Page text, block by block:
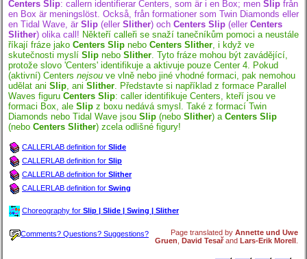
Centers Slip: callern identifierar Centers, som är i en Box; men Slip från
en Box är meningslöst. Också, från formationer som Twin Diamonds eller
en Tidal Wave, är Slip (eller Slither) och Centers Slip (eller Centers
Slither) olika call! Někteří calleři se snaží tanečníkům pomoci a neustále
říkají fráze jako Centers Slip nebo Centers Slither , i když ve
skutečnosti myslí Slip nebo Slither . Tyto fráze mohou být zavádějící,
protože slovo 'Centers' identifikuje a aktivuje pouze Center 4. Pokud
(aktivní) Centers nejsou ve vlně nebo jiné vhodné formaci, pak nemohou
udělat ani Slip , ani Slither . Představte si například z formace Parallel
Waves figuru Centers Slip: caller identifikuje Centers, kteří jsou ve
formaci Box, ale Slip z boxu nedává smysl. Také z formací Twin
Diamonds nebo Tidal Wave jsou Slip (nebo Slither) a Centers Slip
(nebo Centers Slither) zcela odlišné figury!
CALLERLAB definition for Slide
CALLERLAB definition for Slip
CALLERLAB definition for Slither
CALLERLAB definition for Swing
Choreography for Slip | Slide | Swing | Slither
Comments? Questions? Suggestions? Page translated by Annette und Uwe
Gruen David Tesař and Lars-Erik Morell